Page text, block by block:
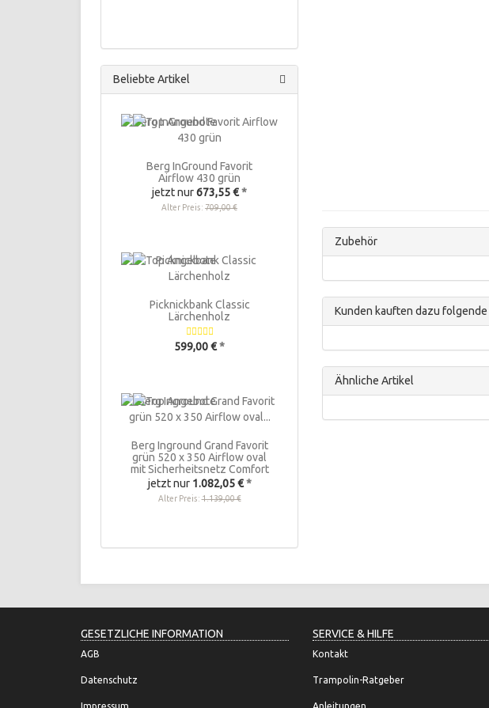
Zubehör
Kunden kauften dazu
Ähnliche Artikel
Beliebte Artikel
Berg InGround Favorit
Airflow 430 grün
jetzt nur673,55 €*
Alter Preis: 709,00 €
Picknickbank Classic
Lärchenholz
599,00 €*
Berg Inground Grand Favorit
grün 520 x 350 Airflow oval
mit Sicherheitsnetz Comfort
jetzt nur 1.082,05 € *
Alter Preis:1.139,00 €
GESETZLICHE INFORMATION
AGB
Datenschutz
SERVICE & HILFE
Kontakt
Trampolin-Ratgeber